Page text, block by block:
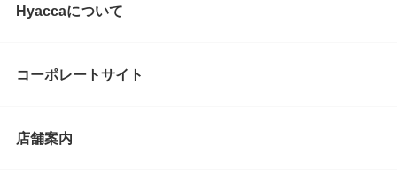
Hyaccaについて
コーポレートサイト
店舗案内